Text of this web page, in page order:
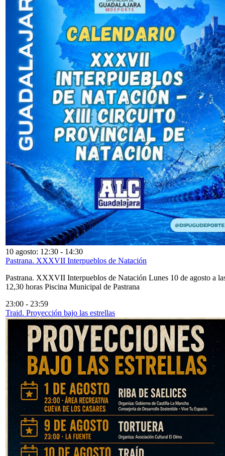
10 agosto: 12:30 - 14:30
Pastrana. XXXVII Interpueblos de Natación
Pastrana. XXXVII Interpueblos de Natación Lunes 10 de agosto a
12,30 horas Piscina Municipal de Pastrana
23:00 - 23:59
Traid. Proyección bajo las estrellas